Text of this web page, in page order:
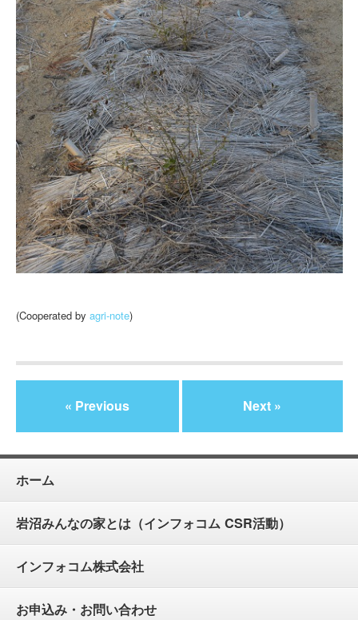
(Cooperated by agri-note)
« Previous Next »
ホーム
岩沼みんなの家とは（インフォコム CSR活動）
インフォコム株式会社
お申込み・お問い合わせ